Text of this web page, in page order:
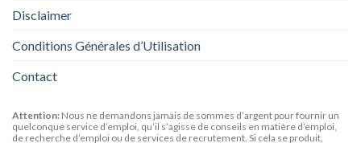
Disclaimer
Conditions Générales d’Utilisation
Contact
Attention: Nous ne demandons jamais de sommes d’argent pour fournir un
quelconque service d’emploi, qu’il s’agisse de conseils en matière d’emploi,
de recherche d’emploi ou de services de recrutement. Si cela se produit,